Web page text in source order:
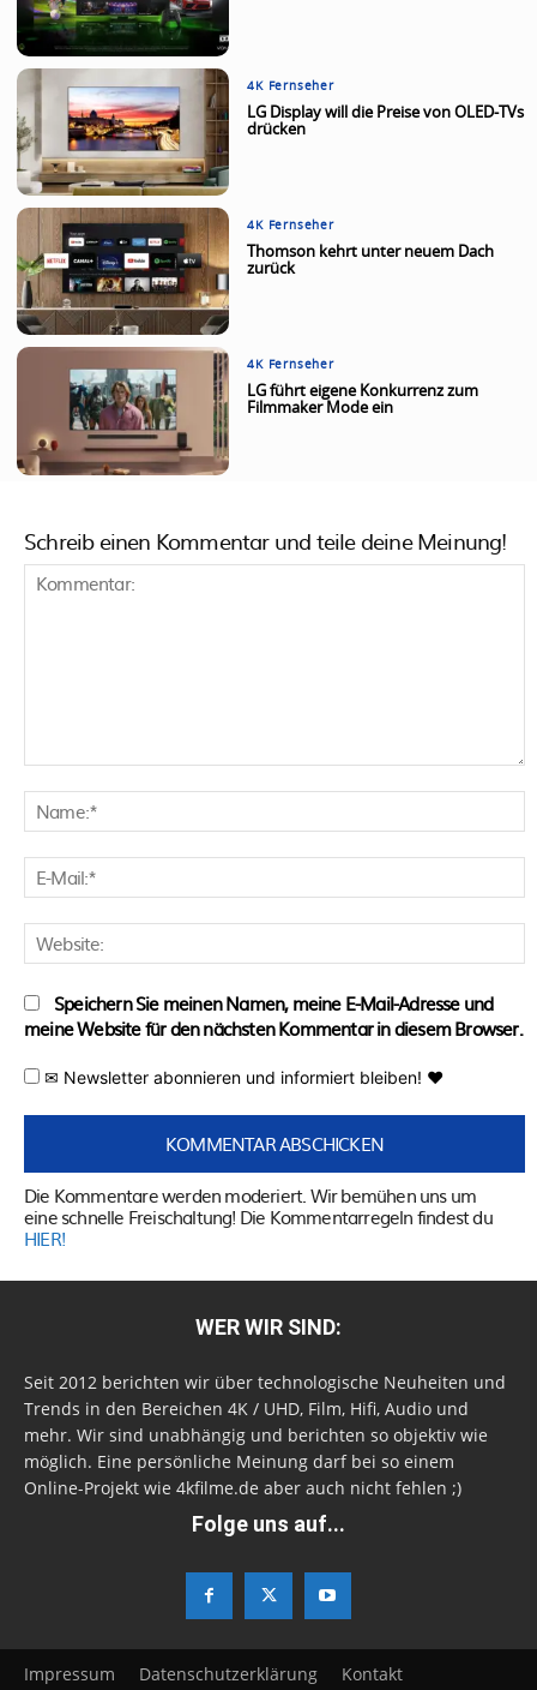
4K Fernseher
LG Display will die Preise von OLED-TVs
drücken
4K Fernseher
Thomson kehrt unter neuem Dach
zurück
4K Fernseher
LG führt eigene Konkurrenz zum
Filmmaker Mode ein
Schreib einen Kommentar und teile deine Meinung!
Speichern Sie meinen Namen, meine E-Mail-Adresse und
meine Website für den nächsten Kommentar in diesem Browser.
✉ Newsletter abonnieren und informiert bleiben! ♥
Die Kommentare werden moderiert. Wir bemühen uns um
eine schnelle Freischaltung! Die Kommentarregeln findest du
HIER!
WER WIR SIND:
Seit 2012 berichten wir über technologische Neuheiten und
Trends in den Bereichen 4K / UHD, Film, Hifi, Audio und
mehr. Wir sind unabhängig und berichten so objektiv wie
möglich. Eine persönliche Meinung darf bei so einem
Online-Projekt wie 4kfilme.de aber auch nicht fehlen ;)
Folge uns auf...
Impressum Datenschutzerklärung Kontakt